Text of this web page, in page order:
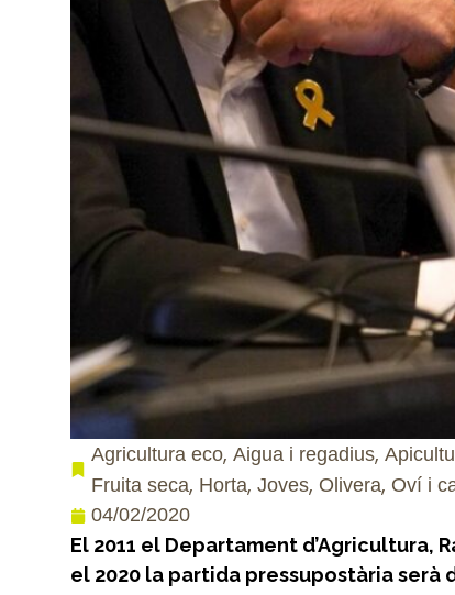
Agricultura eco, Aigua i regadius,
Fruita seca, Horta, Joves, Olivera, Oví i
04/02/2020
El 2011 el Departament d’Agricultura,
el 2020 la partida pressupostària serà